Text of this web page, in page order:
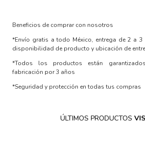
Beneficios de comprar con nosotros
*Envío gratis a todo México, entrega de 2 a 3
disponibilidad de producto y ubicación de
*Todos los productos están
fabricación por 3 años
*Seguridad y protección en todas tus compras
ÚLTIMOS PRODUCTOS